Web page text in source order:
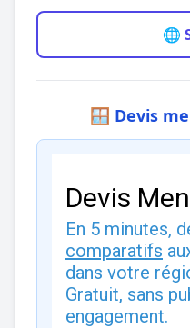
🌐
🪟 Devis
Devis
En 5 minutes,
comparatifs
dans votre
Gratuit, sans
engagement.